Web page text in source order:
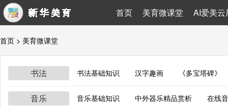
首页 美育微课堂 AI爱美云
首页 > 美育微课堂
书法 书法基础知识 汉字趣画 《多宝塔碑》
音乐 音乐基础知识 中外器乐精品赏析 在线